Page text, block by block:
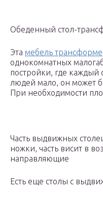
Обеденный стол-
Эта мебель
однокомнатных
постройки, где каждый
людей мало, он может
При необходимости
Часть выдвижных
ножки, часть висит в
направляющие
Есть еще столы с